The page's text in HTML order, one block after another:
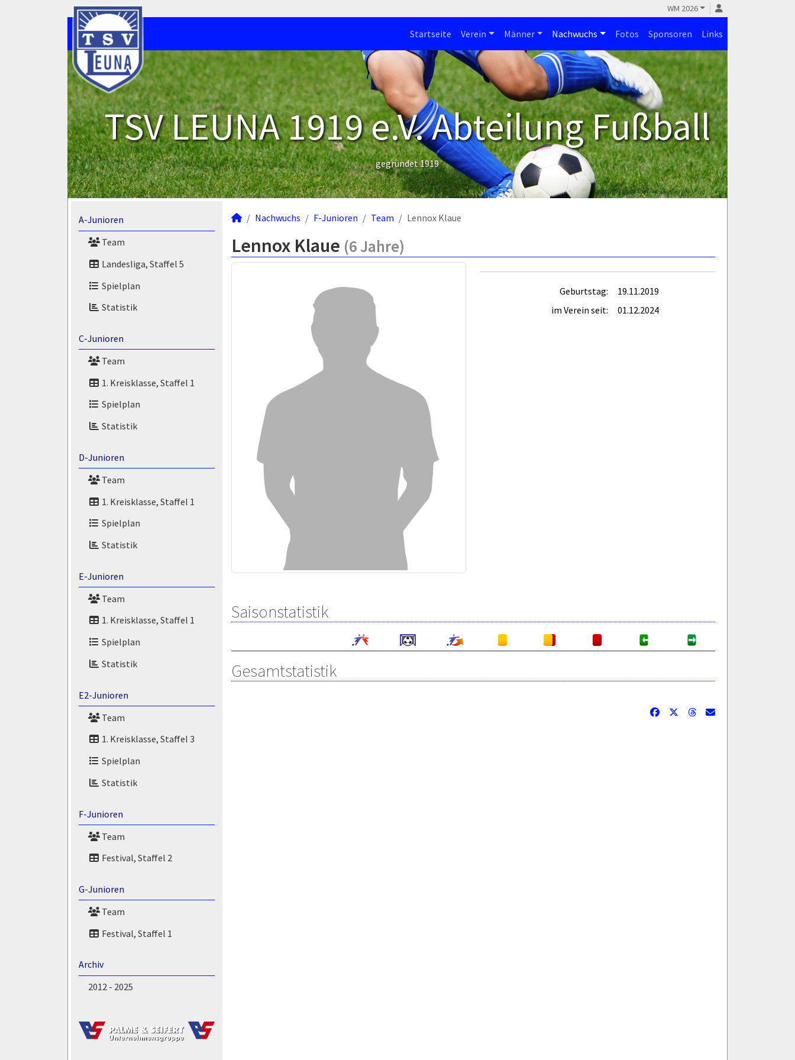
WM 2026
Startseite Verein Männer Nachwuchs Fotos Sponsoren Links
TSV LEUNA 1919 e.V. Abteilung Fußball
gegründet 1919
A-Junioren
Team
Landesliga, Staffel 5
Spielplan
Statistik
C-Junioren
Team
1. Kreisklasse, Staffel 1
Spielplan
Statistik
D-Junioren
Team
1. Kreisklasse, Staffel 1
Spielplan
Statistik
E-Junioren
Team
1. Kreisklasse, Staffel 1
Spielplan
Statistik
E2-Junioren
Team
1. Kreisklasse, Staffel 3
Spielplan
Statistik
F-Junioren
Team
Festival, Staffel 2
G-Junioren
Team
Festival, Staffel 1
Archiv
2012 - 2025
Nachwuchs F-Junioren Team Lennox Klaue
Lennox Klaue (6 Jahre)
Geburtstag:
19.11.2019
im Verein seit:
01.12.2024
Saisonstatistik
Gesamtstatistik